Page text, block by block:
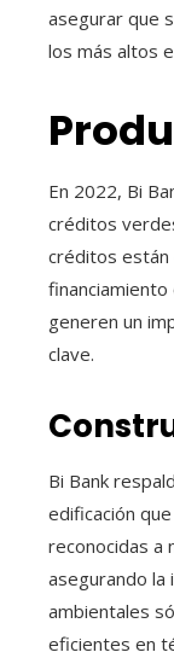
asegurar que
los más altos
En 2022, Bi
créditos
créditos están
generen un
clave.
Bi Bank
edificación
reconocidas a
asegurando la
ambientales
eficientes en